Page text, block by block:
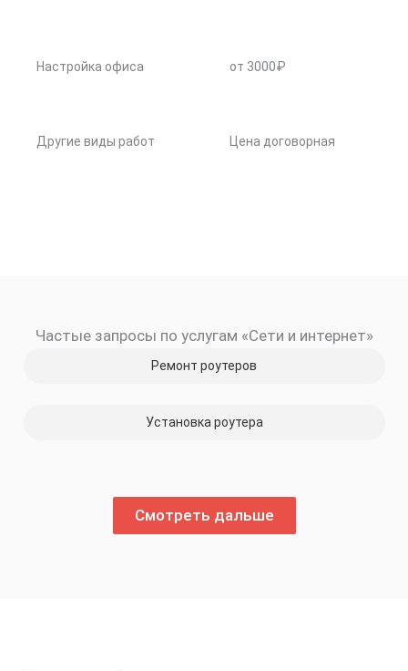
Настройка офиса от 3000₽
Другие виды работ Цена договорная
Частые запросы по услугам «Сети и интернет»
Ремонт роутеров
Установка роутера
Смотреть дальше